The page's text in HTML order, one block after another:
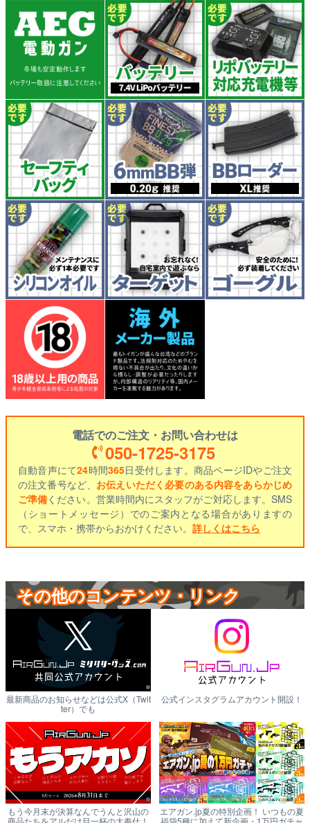
電話でのご注文・お問い合わせは
050-1725-3175
自動音声にて24時間365日受付します。商品ページIDやご注文
の注文番号など、 お伝えいただく必要のある内容をあらかじめ
ご準備ください。営業時間内にスタッフがご対応します。SMS
（ショートメッセージ）でのご案内となる場合がありますの
で、スマホ・携帯からおかけください。 詳しくはこちら
その他のコンテンツ・リンク
最新商品のお知らせなどは公式X（Twit
ter）でも
公式インスタグラムアカウント開設！
もう今月末が決算なんでうんと沢山の
商品たちをアルだけ目一杯の大奉仕！
エアガン.jp夏の特別企画！ いつもの夏
福袋5種に加えて新企画・1万円ガチャ